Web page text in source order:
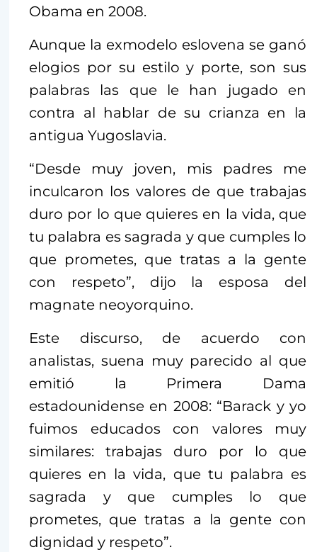
Obama en 2008.
Aunque la exmodelo eslovena se ganó
elogios por su estilo y porte, son sus
palabras las que le han jugado en
contra al hablar de su crianza en la
antigua Yugoslavia.
“Desde muy joven, mis padres me
inculcaron los valores de que trabajas
duro por lo que quieres en la vida, que
tu palabra es sagrada y que cumples lo
que prometes, que tratas a la gente
con respeto”, dijo la esposa del
magnate neoyorquino.
Este discurso, de acuerdo con
analistas, suena muy parecido al que
emitió la Primera Dama
estadounidense en 2008: “Barack y yo
fuimos educados con valores muy
similares: trabajas duro por lo que
quieres en la vida, que tu palabra es
sagrada y que cumples lo que
prometes, que tratas a la gente con
dignidad y respeto”.